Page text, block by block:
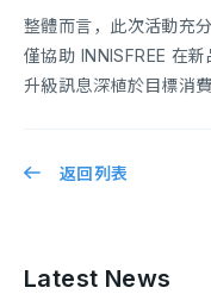
整體而言，此次活動充
僅協助 INNISFREE 在
升級訊息深植於目標消費
返回列表
Latest News